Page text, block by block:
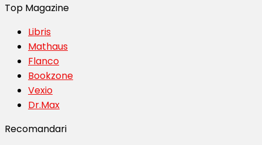
Top Magazine
Libris
Mathaus
Flanco
Bookzone
Vexio
Dr.Max
Recomandari